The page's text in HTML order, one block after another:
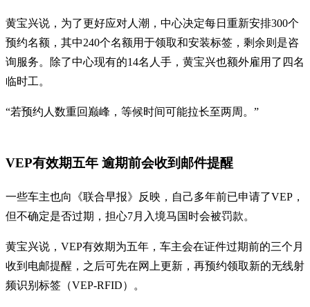
黄宝兴说，为了更好应对人潮，中心决定每日重新安排300个
预约名额，其中240个名额用于领取和安装标签，剩余则是咨
询服务。除了中心现有的14名人手，黄宝兴也额外雇用了四名
临时工。
“若预约人数重回巅峰，等候时间可能拉长至两周。”
VEP有效期五年 逾期前会收到邮件提醒
一些车主也向《联合早报》反映，自己多年前已申请了VEP，
但不确定是否过期，担心7月入境马国时会被罚款。
黄宝兴说，VEP有效期为五年，车主会在证件过期前的三个月
收到电邮提醒，之后可先在网上更新，再预约领取新的无线射
频识别标签（VEP-RFID）。